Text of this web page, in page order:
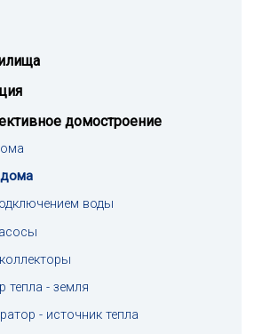
домостроение
воды
тепла - земля
- источник тепла